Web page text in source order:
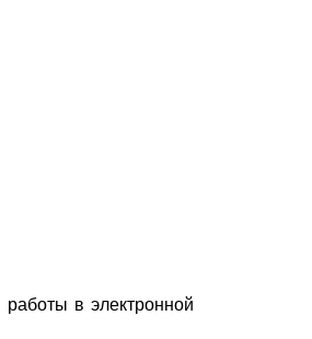
в электронной